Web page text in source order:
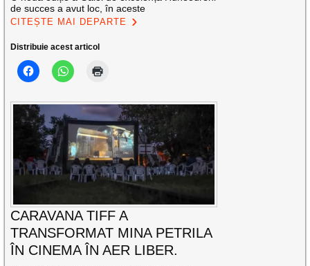
de succes a avut loc, în aceste
CITEȘTE MAI DEPARTE
Distribuie acest articol
CARAVANA TIFF A
TRANSFORMAT MINA PETRILA
ÎN CINEMA ÎN AER LIBER.